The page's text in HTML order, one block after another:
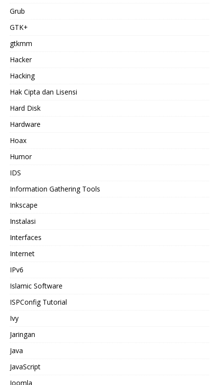
Grub
GTK+
gtkmm
Hacker
Hacking
Hak Cipta dan Lisensi
Hard Disk
Hardware
Hoax
Humor
IDS
Information Gathering Tools
Inkscape
Instalasi
Interfaces
Internet
IPv6
Islamic Software
ISPConfig Tutorial
Ivy
Jaringan
Java
JavaScript
Joomla